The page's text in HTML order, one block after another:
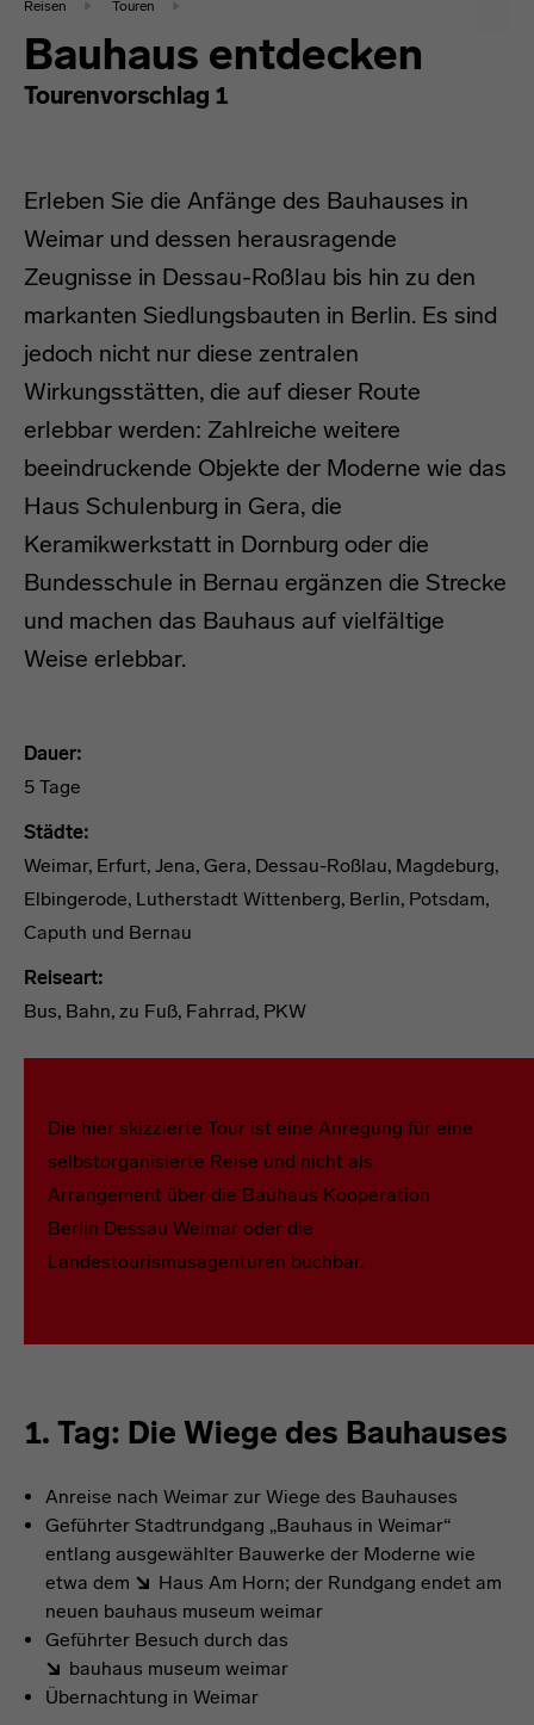
Reisen Touren
Bauhaus entdecken
Tourenvorschlag 1
Erleben Sie die Anfänge des Bauhauses in
Weimar und dessen herausragende
Zeugnisse in Dessau-Roßlau bis hin zu den
markanten Siedlungsbauten in Berlin. Es sind
jedoch nicht nur diese zentralen
Wirkungsstätten, die auf dieser Route
erlebbar werden: Zahlreiche weitere
beeindruckende Objekte der Moderne wie das
Haus Schulenburg in Gera, die
Keramikwerkstatt in Dornburg oder die
Bundesschule in Bernau ergänzen die Strecke
und machen das Bauhaus auf vielfältige
Weise erlebbar.
Tourenvorschlag 1
Dauer:
5 Tage
Städte:
Weimar, Erfurt, Jena, Gera, Dessau-Roßlau, Magdeburg,
Elbingerode, Lutherstadt Wittenberg, Berlin, Potsdam,
Caputh und Bernau
Reiseart:
Bus, Bahn, zu Fuß, Fahrrad, PKW
Die hier skizzierte Tour ist eine Anregung für eine
selbstorganisierte Reise und nicht als
Arrangement über die Bauhaus Kooperation
Berlin Dessau Weimar oder die
Landestourismusagenturen buchbar.
1. Tag: Die Wiege des Bauhauses
Anreise nach Weimar zur Wiege des Bauhauses
Geführter Stadtrundgang „Bauhaus in Weimar“
entlang ausgewählter Bauwerke der Moderne wie
etwa dem
Haus Am Horn; der Rundgang endet am
neuen bauhaus museum weimar
Geführter Besuch durch das
bauhaus museum weimar
Übernachtung in Weimar